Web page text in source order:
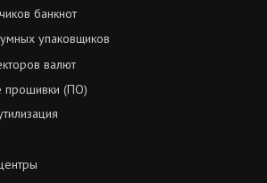
банкнот
упаковщиков
валют
прошивки (ПО)